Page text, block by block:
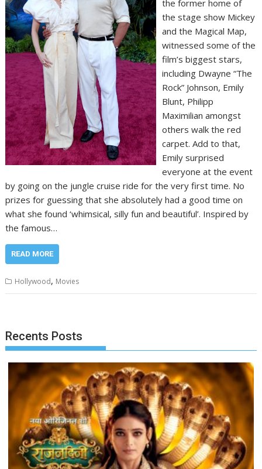
the former home of
the stage show Mickey
and the Magical Map,
witnessed some of the
film’s biggest stars,
including Dwayne “The
Rock” Johnson, Emily
Blunt, Philipp
Maximilian amongst
others walk the red
carpet. Add to that,
Emily surprised
everyone at the event
by going on the jungle cruise ride for the very first time. No
prizes for guessing that she absolutely had a good time on
what she found ‘whimsical, silly fun and beautiful’. Inspired by
the famous…
READ MORE
Hollywood, Movies
Recents Posts